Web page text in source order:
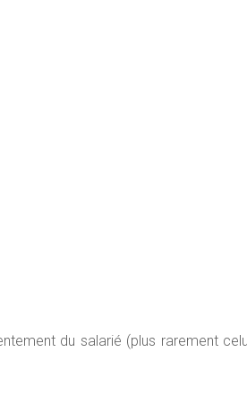
du salarié (plus rarement